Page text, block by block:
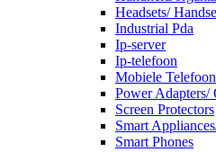
Headsets/
Industrial Pda
Ip-server
Ip-telefoon
Mobiele
Power Adapters/
Screen Protectors
Smart
Smart Phones